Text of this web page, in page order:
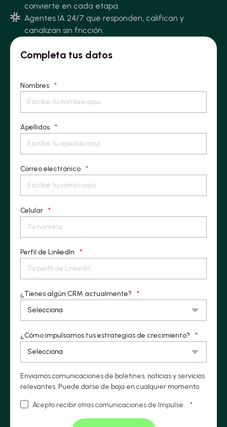
convierte en cada etapa.
Agentes IA 24/7 que responden, califican y
canalizan sin fricción.
Completa tus datos
Nombres *
Apellidos *
Correo electrónico *
Celular *
Perfil de LinkedIn *
¿Tienes algún CRM actualmente? *
¿Cómo impulsamos tus estrategias de crecimiento? *
Enviamos comunicaciones de boletines, noticias y servicios
relevantes. Puede darse de baja en cualquier momento.
Acepto recibir otras comunicaciones de Impulse. *